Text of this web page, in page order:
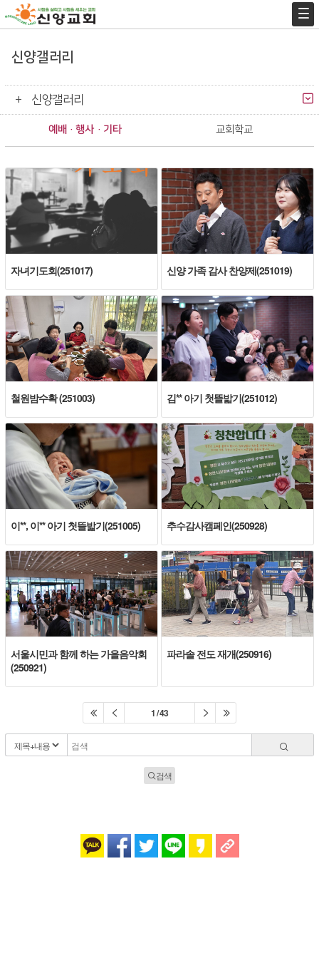
신양갤러리
신양갤러리
예배 · 행사 · 기타 교회학교
자녀기도회(251017) 신양 가족 감사 찬양제(251019)
철원밤수확 (251003) 김** 아기 첫뜰밟기(251012)
이**, 이** 아기 첫뜰밟기(251005) 추수감사캠페인(250928)
서울시민과 함께 하는 가을음악회
(250921)
파라솔 전도 재개(250916)
1 / 43
검색